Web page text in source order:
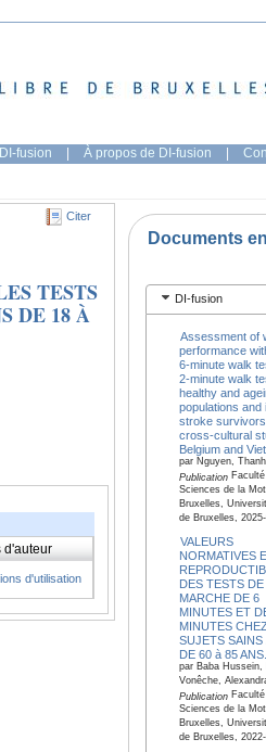
fusion | À propos de DI-fusion |
Citer
TESTS
DE 18 À
d'auteur
d'utilisation
Documents
DI-fusion
Assessment of
performance
6-minute walk
2-minute walk
healthy and
populations and
stroke
cross-cultural
Belgium and
par Nguyen,
PublicationFaculté
Sciences de la
Bruxelles,
de Bruxelles,
VALEURS
NORMATIVES
DES TESTS DE
MARCHE DE 6
MINUTES ET
MINUTES
SUJETS SAINS
DE 60 à 85 ANS.
par Baba Hussein,
Vonêche,
PublicationFaculté
Sciences de la
Bruxelles,
de Bruxelles,